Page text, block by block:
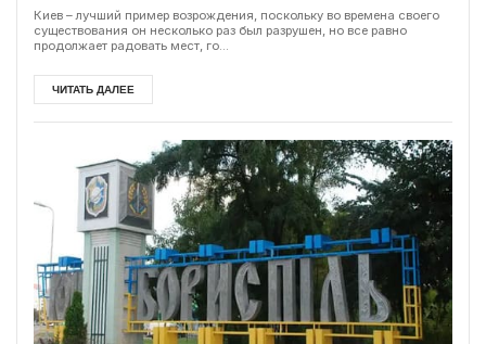
Киев – лучший пример возрождения, поскольку во времена своего
существования он несколько раз был разрушен, но все равно
продолжает радовать мест, го...
ЧИТАТЬ ДАЛЕЕ